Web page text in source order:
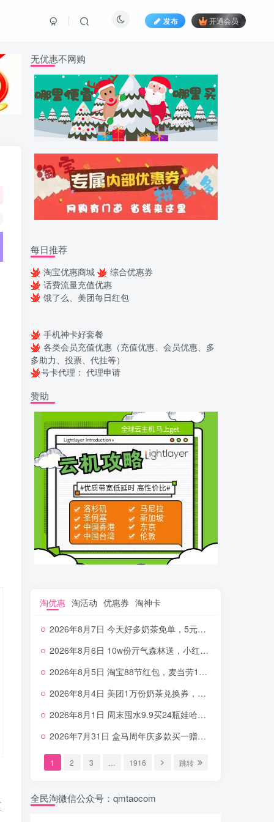
发布 开通会员
无优惠不网购
每日推荐
淘宝优惠商城
综合优惠券
话费流量充值优惠
饿了么、美团每日红包
手机神卡好套餐
各类会员充值优惠（充值优惠、会员优惠、多
多助力、投票、代挂等）
号卡代理： 代理申请
赞助
淘优惠 淘活动 优惠券 淘神卡
2026年8月7日 今天好多奶茶免单，5元农行省钱卡，京东抢0.01沪上，邮储5.88元等
2026年8月6日 10w份亓气森林送，小红书12元无门槛，中行电费30-10，0元柠檬水+0撸汉堡等
2026年8月5日 淘宝88节红包，麦当劳150万份柠檬水，三万份瑞幸免单，霸王9万份0.01券等
2026年8月4日 美团1万份奶茶兑换券，农行5E卡，中行支付超给利，美团领18个冰激凌，小米每天领2-6元等等
2026年8月1日 周末囤水9.9买24瓶娃哈哈，建行100元京东券，移动5元话费，麦当劳甜筒，交行立减金等
2026年7月31日 盒马周年庆多款买一赠一，饿了么拆红包，建行30立减金，农行领10元刷卡金等
1 2 3 1916 跳转
全民淘微信公众号：qmtaocom